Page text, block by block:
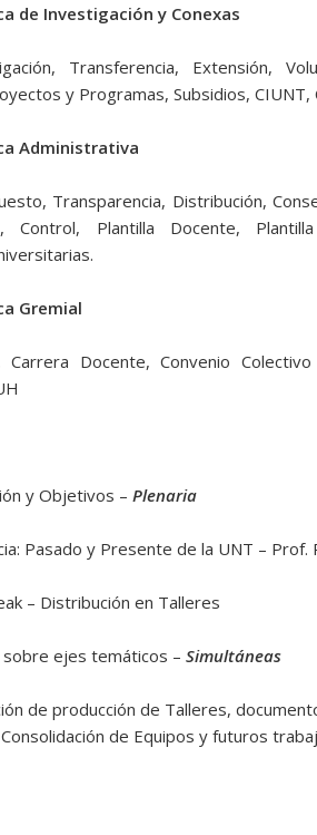
de Investigación y Conexas
Transferencia, Extensión,
y Programas, Subsidios, CIUNT,
Administrativa
Transparencia, Distribución,
Control, Plantilla Docente,
Gremial
Carrera Docente, Convenio
y Objetivos –Plenaria
Pasado y Presente de la UNT – Prof.
– Distribución en Talleres
sobre ejes temáticos –Simultáneas
de producción de Talleres,
de Equipos y futuros